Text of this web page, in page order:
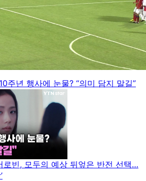
주년 행사에 눈물? “의미 담지 말길”
로빈, 모두의 예상 뒤엎은 반전 선택…